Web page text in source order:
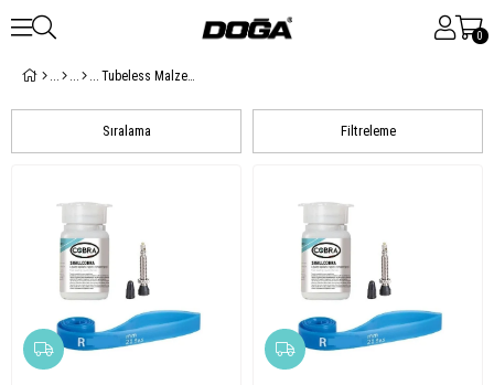
0
Tubeless Malzemeleri
Filtreleme
Sıralama